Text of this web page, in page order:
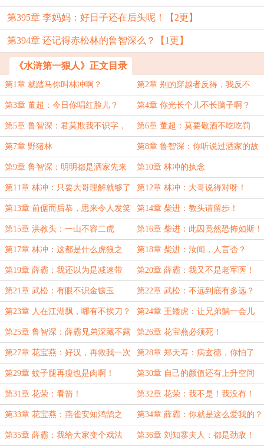
第395章 李妈妈：好日子还在后头呢！【2更】
第394章 还记得赤松林的鲁智深么？【1更】
《水浒第一狠人》正文目录
第1章 就踏马你叫林冲啊？ 第2章 别的穿越者反得，我反不
得？
第3章 董超：今日你唱红脸儿？ 第4章 你光长个儿不长脑子啊？
第5章 鲁智深：君莫欺我不识字，
人间安得有此事？
第6章 董超：莫要敬酒不吃吃罚
酒！
第7章 野猪林 第8章 鲁智深：你听说过洒家的故
事？
第9章 鲁智深：明明都是洒家先来
的
第10章 林冲的执念
第11章 林冲：只要大哥理解就够了 第12章 林冲：大哥说得对呀！
第13章 前倨而后恭，思来令人发笑 第14章 柴进：教头请留步！
第15章 洪教头：一山不容二虎 第16章 柴进：此囚竟然恐怖如斯！
第17章 林冲：这都是什么虎狼之
词！
第18章 柴进：汝闻，人言否？
第19章 薛霸：我还以为是减速带
呢！
第20章 薛霸：我又不是老军医！
第21章 武松：有眼不识金镶玉 第22章 武松：不远到底有多远？
第23章 人在江湖飘，哪有不挨刀？ 第24章 王矮虎：让兄弟躺一会儿
第25章 鲁智深：薛霸兄弟深藏不露
呀！
第26章 花宝燕必须死！
第27章 花宝燕：好汉，再救我一次 第28章 郑天寿：病玄德，你怕了
么？
第29章 蚊子腿再瘦也是肉啊！ 第30章 自己的颜值还有上升空间
吗？
第31章 花荣：看箭！ 第32章 花荣：我不是！我没有！
第33章 花宝燕：燕雀安知鸿鹄之
志！
第34章 薛霸：你就是这么爱我的？
第35章 薛霸：我给大家变个戏法 第36章 刘知寨夫人：都是劲敌！